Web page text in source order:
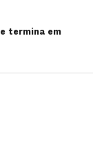
termina em